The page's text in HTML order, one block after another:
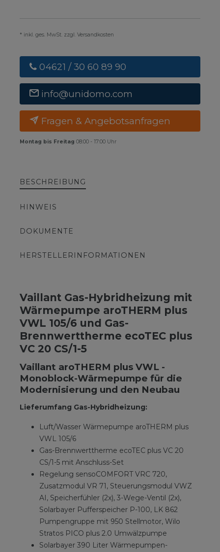
* inkl. ges. MwSt. zzgl. Versandkosten
04621 / 30 60 89 90
info@unidomo.com
Fragen & Angebotsanfragen
Montag bis Freitag 08:00 - 17:00 Uhr
BESCHREIBUNG
HINWEIS
DOKUMENTE
HERSTELLERINFORMATIONEN
Vaillant Gas-Hybridheizung mit
Wärmepumpe aroTHERM plus
VWL 105/6 und Gas-
Brennwerttherme ecoTEC plus
VC 20 CS/1-5
Vaillant aroTHERM plus VWL -
Monoblock-Wärmepumpe für die
Modernisierung und den Neubau
Lieferumfang Gas-Hybridheizung:
Luft/Wasser Wärmepumpe aroTHERM plus
VWL 105/6
Gas-Brennwerttherme ecoTEC plus VC 20
CS/1-5 mit Anschluss-Set
Regelung sensoCOMFORT VRC 720,
Zusatzmodul VR 71, Steuerungsmodul VWZ
AI, Speicherfühler (2x), 3-Wege-Ventil (2x),
Solarbayer Pufferspeicher P-100, LK 862
Pumpengruppe mit 950 Stellmotor, Wilo
Stratos PICO plus 2.0 Umwälzpumpe
Solarbayer 390 Liter Wärmepumpen-